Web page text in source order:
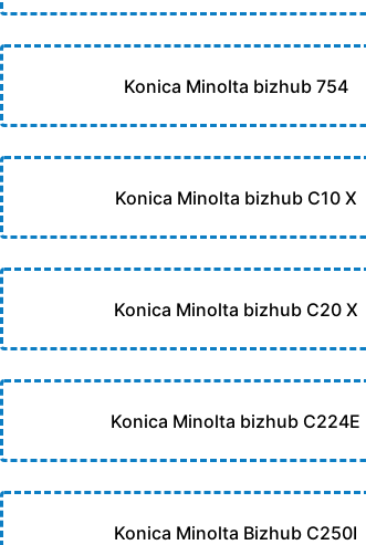
Konica Minolta bizhub 754
Konica Minolta bizhub C10 X
Konica Minolta bizhub C20 X
Konica Minolta bizhub C224E
Konica Minolta Bizhub C250I